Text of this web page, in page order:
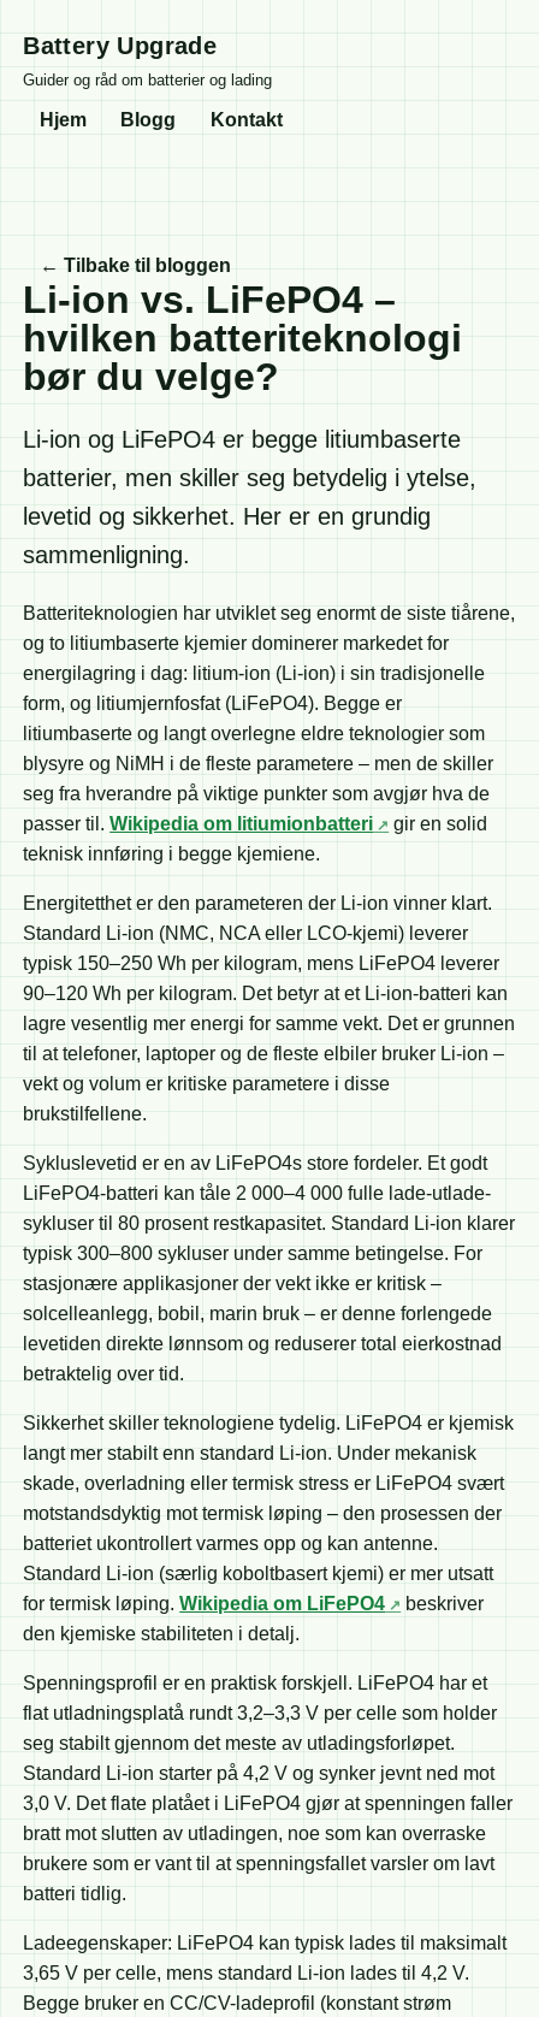
Battery Upgrade
Guider og råd om batterier og lading
Hjem Blogg Kontakt
← Tilbake til bloggen
Li-ion vs. LiFePO4 –
hvilken batteriteknologi
bør du velge?
Li-ion og LiFePO4 er begge litiumbaserte
batterier, men skiller seg betydelig i ytelse,
levetid og sikkerhet. Her er en grundig
sammenligning.
Batteriteknologien har utviklet seg enormt de siste tiårene,
og to litiumbaserte kjemier dominerer markedet for
energilagring i dag: litium-ion (Li-ion) i sin tradisjonelle
form, og litiumjernfosfat (LiFePO4). Begge er
litiumbaserte og langt overlegne eldre teknologier som
blysyre og NiMH i de fleste parametere – men de skiller
seg fra hverandre på viktige punkter som avgjør hva de
passer til.Wikipedia om litiumionbatteri
gir en solid
teknisk innføring i begge kjemiene.
Energitetthet er den parameteren der Li-ion vinner klart.
Standard Li-ion (NMC, NCA eller LCO-kjemi) leverer
typisk 150–250 Wh per kilogram, mens LiFePO4 leverer
90–120 Wh per kilogram. Det betyr at et Li-ion-batteri kan
lagre vesentlig mer energi for samme vekt. Det er grunnen
til at telefoner, laptoper og de fleste elbiler bruker Li-ion –
vekt og volum er kritiske parametere i disse
brukstilfellene.
Sykluslevetid er en av LiFePO4s store fordeler. Et godt
LiFePO4-batteri kan tåle 2 000–4 000 fulle lade-utlade-
sykluser til 80 prosent restkapasitet. Standard Li-ion klarer
typisk 300–800 sykluser under samme betingelse. For
stasjonære applikasjoner der vekt ikke er kritisk –
solcelleanlegg, bobil, marin bruk – er denne forlengede
levetiden direkte lønnsom og reduserer total eierkostnad
betraktelig over tid.
Sikkerhet skiller teknologiene tydelig. LiFePO4 er kjemisk
langt mer stabilt enn standard Li-ion. Under mekanisk
skade, overladning eller termisk stress er LiFePO4 svært
motstandsdyktig mot termisk løping – den prosessen der
batteriet ukontrollert varmes opp og kan antenne.
Standard Li-ion (særlig koboltbasert kjemi) er mer utsatt
for termisk løping.Wikipedia om LiFePO4
beskriver
den kjemiske stabiliteten i detalj.
Spenningsprofil er en praktisk forskjell. LiFePO4 har et
flat utladningsplatå rundt 3,2–3,3 V per celle som holder
seg stabilt gjennom det meste av utladingsforløpet.
Standard Li-ion starter på 4,2 V og synker jevnt ned mot
3,0 V. Det flate platået i LiFePO4 gjør at spenningen faller
bratt mot slutten av utladingen, noe som kan overraske
brukere som er vant til at spenningsfallet varsler om lavt
batteri tidlig.
Ladeegenskaper: LiFePO4 kan typisk lades til maksimalt
3,65 V per celle, mens standard Li-ion lades til 4,2 V.
Begge bruker en CC/CV-ladeprofil (konstant strøm